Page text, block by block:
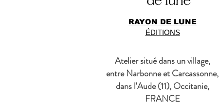
RAYON DE LUNE
ÉDITIONS
Atelier situé dans un village,
entre Narbonne et Carcassonne,
dans l'Aude (11), Occitanie,
FRANCE